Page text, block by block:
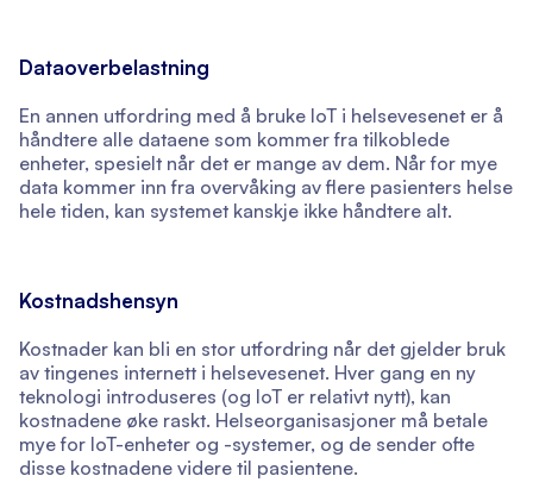
Dataoverbelastning
En annen utfordring med å bruke IoT i helsevesenet er å
håndtere alle dataene som kommer fra tilkoblede
enheter, spesielt når det er mange av dem. Når for mye
data kommer inn fra overvåking av flere pasienters helse
hele tiden, kan systemet kanskje ikke håndtere alt.
Kostnadshensyn
Kostnader kan bli en stor utfordring når det gjelder bruk
av tingenes internett i helsevesenet. Hver gang en ny
teknologi introduseres (og IoT er relativt nytt), kan
kostnadene øke raskt. Helseorganisasjoner må betale
mye for IoT-enheter og -systemer, og de sender ofte
disse kostnadene videre til pasientene.